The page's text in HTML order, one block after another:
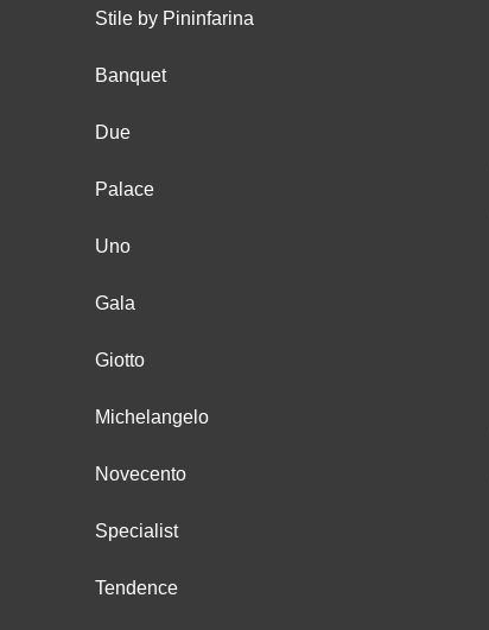
Stile by Pininfarina
Banquet
Due
Palace
Uno
Gala
Giotto
Michelangelo
Novecento
Specialist
Tendence